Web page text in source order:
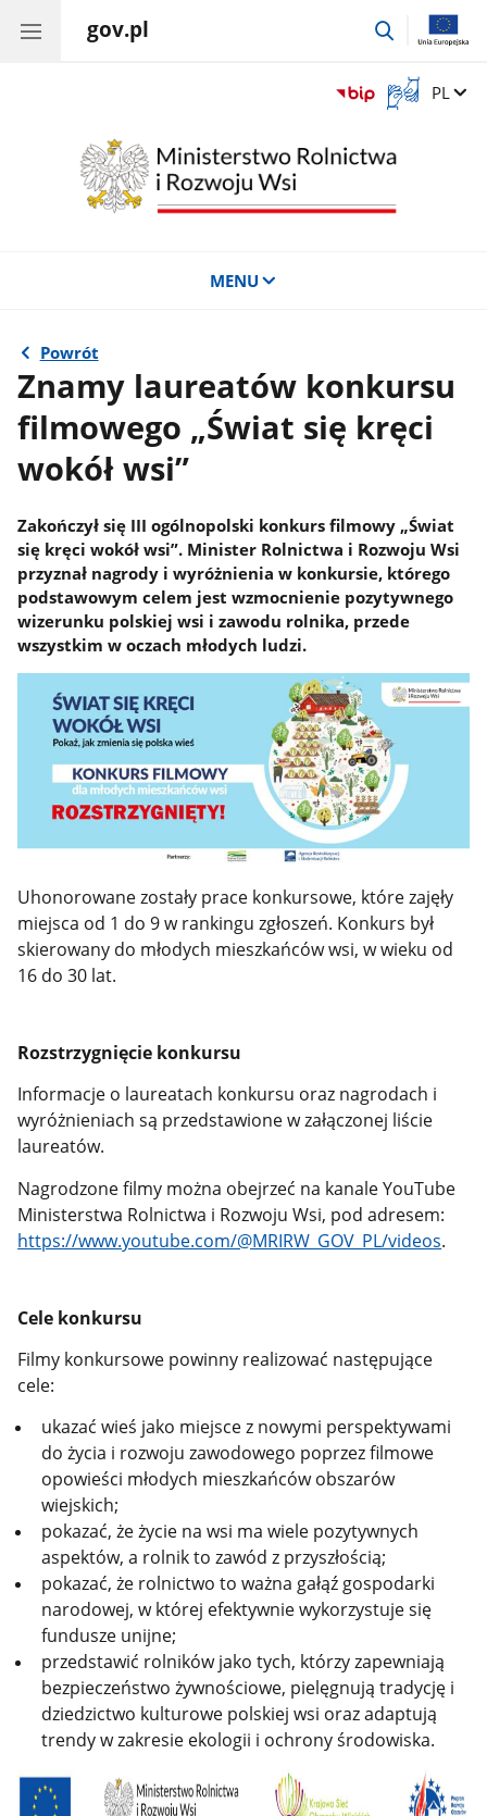
gov.pl
przejdź
Otwórz
okno
tłumaczem
migowego
Zmień
PL
MENU
Powrót
Znamy laureatów konkursu
filmowego „Świat się kręci
wokół wsi”
Zakończył się III ogólnopolski konkurs filmowy „Świat
się kręci wokół wsi”. Minister Rolnictwa i Rozwoju Wsi
przyznał nagrody i wyróżnienia w konkursie, którego
podstawowym celem jest wzmocnienie pozytywnego
wizerunku polskiej wsi i zawodu rolnika, przede
wszystkim w oczach młodych ludzi.
Uhonorowane zostały prace konkursowe, które zajęły
miejsca od 1 do 9 w rankingu zgłoszeń. Konkurs był
skierowany do młodych mieszkańców wsi, w wieku od
16 do 30 lat.
Rozstrzygnięcie konkursu
Informacje o laureatach konkursu oraz nagrodach i
wyróżnieniach są przedstawione w załączonej liście
laureatów.
Nagrodzone filmy można obejrzeć na kanale YouTube
Ministerstwa Rolnictwa i Rozwoju Wsi, pod adresem:
https://www.youtube.com/@MRIRW_GOV_PL/videos.
Cele konkursu
Filmy konkursowe powinny realizować następujące
cele:
ukazać wieś jako miejsce z nowymi perspektywami
do życia i rozwoju zawodowego poprzez filmowe
opowieści młodych mieszkańców obszarów
wiejskich;
pokazać, że życie na wsi ma wiele pozytywnych
aspektów, a rolnik to zawód z przyszłością;
pokazać, że rolnictwo to ważna gałąź gospodarki
narodowej, w której efektywnie wykorzystuje się
fundusze unijne;
przedstawić rolników jako tych, którzy zapewniają
bezpieczeństwo żywnościowe, pielęgnują tradycję i
dziedzictwo kulturowe polskiej wsi oraz adaptują
trendy w zakresie ekologii i ochrony środowiska.